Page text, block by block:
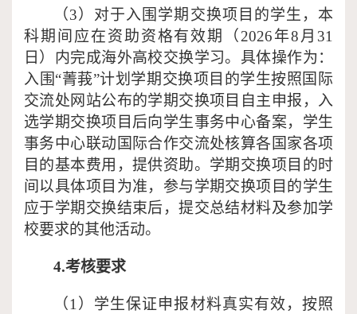
（3）对于入围学期交换项目的学生，本
科期间应在资助资格有效期（ 2026年8月31
日）内完成海外高校交换学习。具体操作为：
入围“菁莪”计划学期交换项目的学生按照国际
交流处网站公布的学期交换项目自主申报，入
选学期交换项目后向学生事务中心备案，学生
事务中心联动国际合作交流处核算各国家各项
目的基本费用，提供资助。学期交换项目的时
间以具体项目为准，参与学期交换项目的学生
应于学期交换结束后，提交总结材料及参加学
校要求的其他活动。
4.考核要求
（1）学生保证申报材料真实有效，按照